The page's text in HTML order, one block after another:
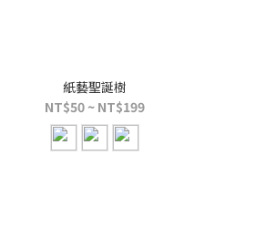
紙藝聖誕樹
NT$50 ~ NT$199